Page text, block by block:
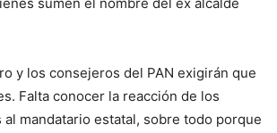
y los consejeros del PAN exigirán que
Falta conocer la reacción de los
mandatario estatal, sobre todo porque